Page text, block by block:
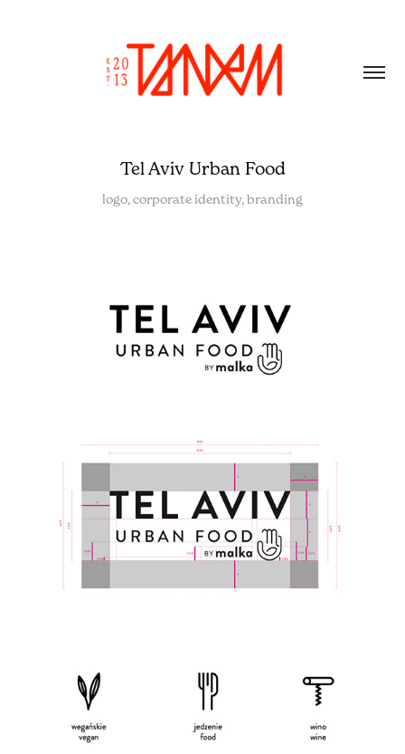
Tel Aviv Urban Food
logo, corporate identity, branding